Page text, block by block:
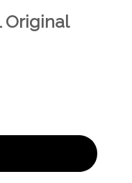
Original